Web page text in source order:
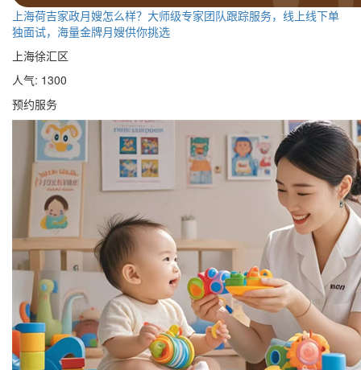
上海荷吉家政月嫂怎么样？大师级专家团队跟踪服务，线上线下单
独面试，海量金牌月嫂供你挑选
上海徐汇区
人气: 1300
预约服务